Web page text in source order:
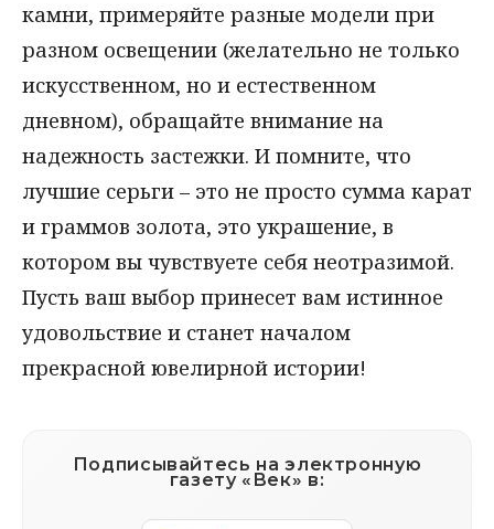
камни, примеряйте разные модели при
разном освещении (желательно не только
искусственном, но и естественном
дневном), обращайте внимание на
надежность застежки. И помните, что
лучшие серьги – это не просто сумма карат
и граммов золота, это украшение, в
котором вы чувствуете себя неотразимой.
Пусть ваш выбор принесет вам истинное
удовольствие и станет началом
прекрасной ювелирной истории!
Подписывайтесь на электронную
газету «Век» в: